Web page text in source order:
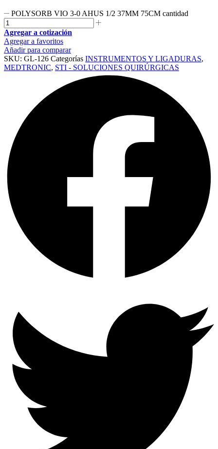
POLYSORB VIO 3-0 AHUS 1/2 37MM 75CM cantidad
Agregar a cotización
Agregar a favoritos
Añadir para comparar
SKU: GL-126 Categorías INSTRUMENTOS Y LIGADURAS,
MEDTRONIC, STI - SOLUCIONES QUIRÚRGICAS